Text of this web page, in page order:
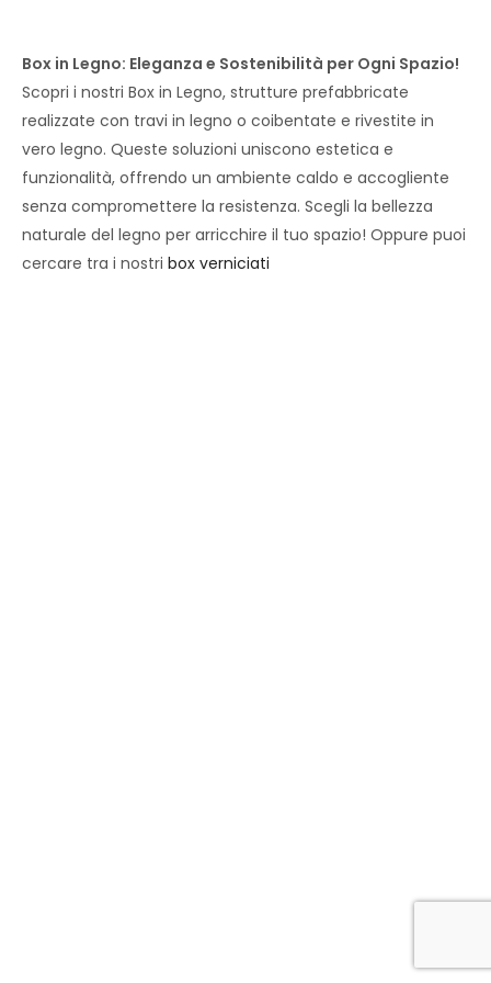
Box in Legno: Eleganza e Sostenibilità per Ogni Spazio!
Scopri i nostri Box in Legno, strutture prefabbricate
realizzate con travi in legno o coibentate e rivestite in
vero legno. Queste soluzioni uniscono estetica e
funzionalità, offrendo un ambiente caldo e accogliente
senza compromettere la resistenza. Scegli la bellezza
naturale del legno per arricchire il tuo spazio! Oppure puoi
cercare tra i nostri box verniciati